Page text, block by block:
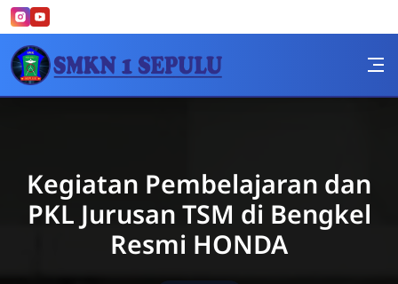
Skip to Content
SMK Negeri 1 Sepuluh
Kegiatan Pembelajaran dan
PKL Jurusan TSM di Bengkel
Resmi HONDA